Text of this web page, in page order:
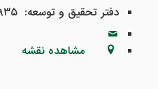
دفتر تحقیق و توسعه:
مشاهده نقشه